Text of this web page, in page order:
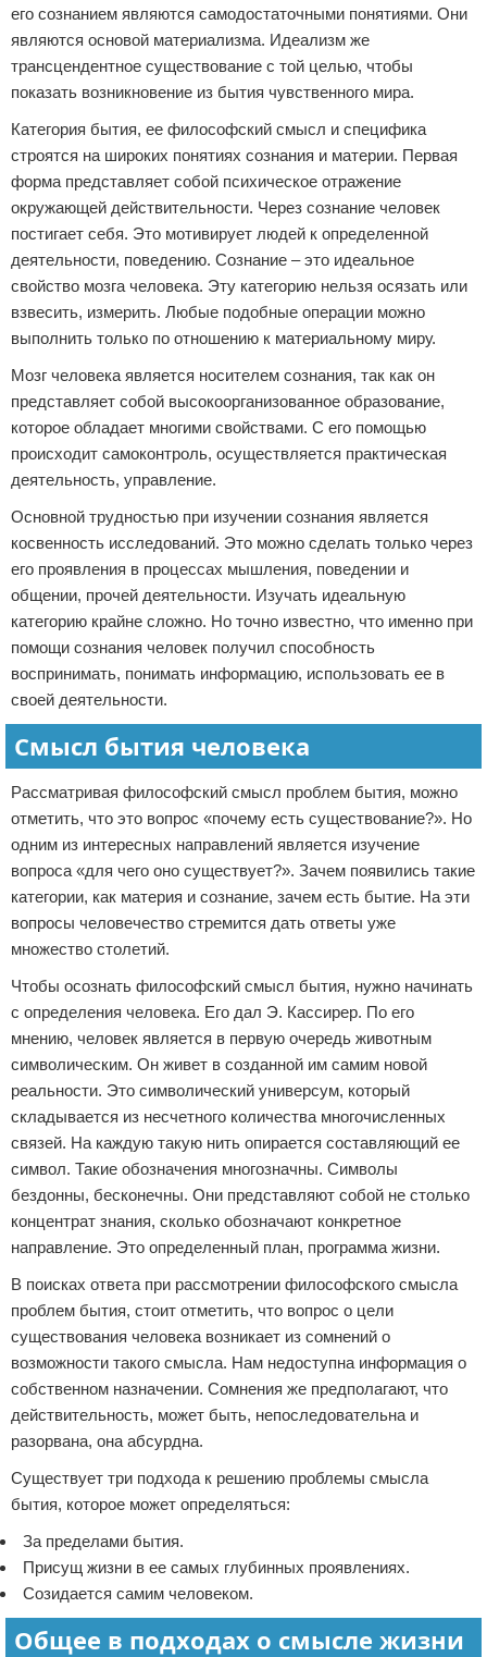
его сознанием являются самодостаточными понятиями. Они
являются основой материализма. Идеализм же
трансцендентное существование с той целью, чтобы
показать возникновение из бытия чувственного мира.
Категория бытия, ее философский смысл и специфика
строятся на широких понятиях сознания и материи. Первая
форма представляет собой психическое отражение
окружающей действительности. Через сознание человек
постигает себя. Это мотивирует людей к определенной
деятельности, поведению. Сознание – это идеальное
свойство мозга человека. Эту категорию нельзя осязать или
взвесить, измерить. Любые подобные операции можно
выполнить только по отношению к материальному миру.
Мозг человека является носителем сознания, так как он
представляет собой высокоорганизованное образование,
которое обладает многими свойствами. С его помощью
происходит самоконтроль, осуществляется практическая
деятельность, управление.
Основной трудностью при изучении сознания является
косвенность исследований. Это можно сделать только через
его проявления в процессах мышления, поведении и
общении, прочей деятельности. Изучать идеальную
категорию крайне сложно. Но точно известно, что именно при
помощи сознания человек получил способность
воспринимать, понимать информацию, использовать ее в
своей деятельности.
Смысл бытия человека
Рассматривая философский смысл проблем бытия, можно
отметить, что это вопрос «почему есть существование?». Но
одним из интересных направлений является изучение
вопроса «для чего оно существует?». Зачем появились такие
категории, как материя и сознание, зачем есть бытие. На эти
вопросы человечество стремится дать ответы уже
множество столетий.
Чтобы осознать философский смысл бытия, нужно начинать
с определения человека. Его дал Э. Кассирер. По его
мнению, человек является в первую очередь животным
символическим. Он живет в созданной им самим новой
реальности. Это символический универсум, который
складывается из несчетного количества многочисленных
связей. На каждую такую нить опирается составляющий ее
символ. Такие обозначения многозначны. Символы
бездонны, бесконечны. Они представляют собой не столько
концентрат знания, сколько обозначают конкретное
направление. Это определенный план, программа жизни.
В поисках ответа при рассмотрении философского смысла
проблем бытия, стоит отметить, что вопрос о цели
существования человека возникает из сомнений о
возможности такого смысла. Нам недоступна информация о
собственном назначении. Сомнения же предполагают, что
действительность, может быть, непоследовательна и
разорвана, она абсурдна.
Существует три подхода к решению проблемы смысла
бытия, которое может определяться:
За пределами бытия.
Присущ жизни в ее самых глубинных проявлениях.
Созидается самим человеком.
Общее в подходах о смысле жизни